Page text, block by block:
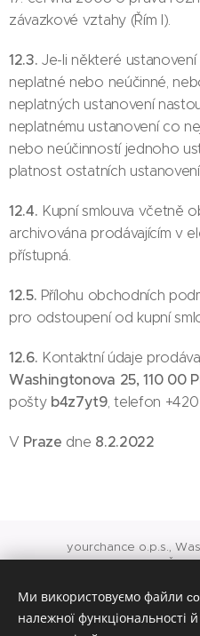
závazkové vztahy (Řím I).
12.3.Je-li některé
neplatné nebo neúčinné,
neplatných ustanovení
neplatnému ustanovení co
nebo neúčinností jednoho
platnost ostatních
12.4. Kupní smlouva včetně
archivována prodávajícím v
přístupná.
12.5. Přílohu obchodních
pro odstoupení od kupní
12.6. Kontaktní údaje
Washingtonova 25, 110 00
pošty b4z7yt9, telefon +420
V Praze dne 8.2.2022
yourchance o.p.s.,
IČ:
konto veřejné
Ми використовуємо файли
належної функціональності